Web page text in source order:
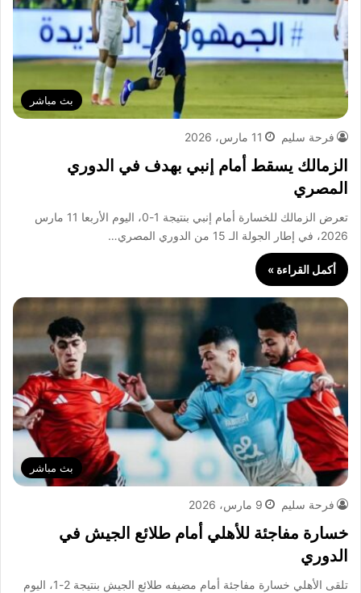
بث مباشر
فرحة سليم 11 مارس، 2026
الزمالك يسقط أمام إنبي بهدف في الدوري
المصري
تعرض الزمالك للخسارة أمام إنبي بنتيجة 1-0، اليوم الأربعا 11 مارس
2026، في إطار الجولة الـ 15 من الدوري المصري…
أكمل القراءة »
بث مباشر
فرحة سليم 9 مارس، 2026
خسارة مفاجئة للأهلي أمام طلائع الجيش في
الدوري
تلقى الأهلي خسارة مفاجئة أمام مضيفه طلائع الجيش بنتيجة 2-1، اليوم